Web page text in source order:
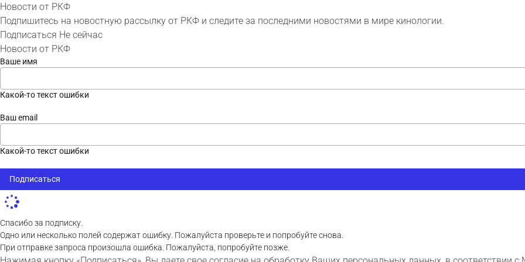
Новости от РКФ
Подпишитесь на новостную рассылку от РКФ и следите за последними новостями в мире кинологии.
Подписаться Не сейчас
Новости от РКФ
Ваше имя
Какой-то текст ошибки
Ваш email
Какой-то текст ошибки
Подписаться
Спасибо за подписку.
Одно или несколько полей содержат ошибку. Пожалуйста проверьте и попробуйте снова.
При отправке запроса произошла ошибка. Пожалуйста, попробуйте позже.